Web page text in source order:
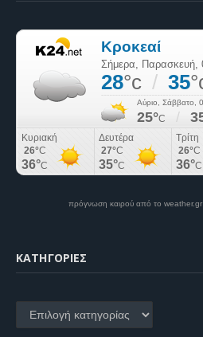
πρόγνωση καιρού από το weather.gr
KΑΤΗΓΟΡΊΕΣ
Kατηγορίες